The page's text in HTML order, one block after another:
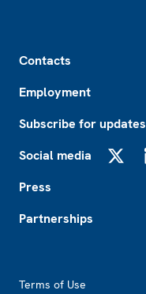
Contacts
Employment
Subscribe for updates
Social media
Press
Partnerships
Terms of Use